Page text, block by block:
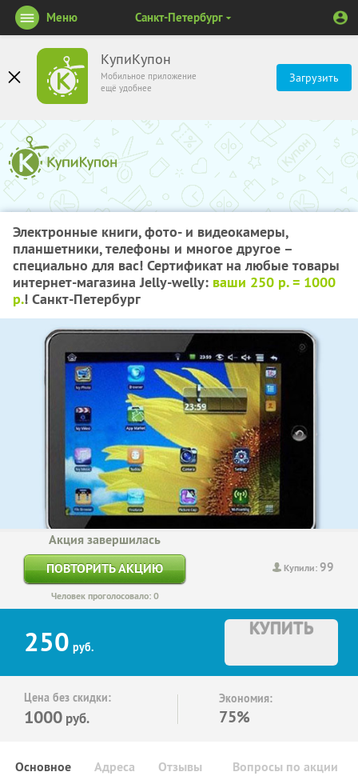
КупиКупон
Мобильное приложение
ещё удобнее
Загрузить
Меню Санкт-Петербург
Электронные книги, фото- и видеокамеры,
планшетники, телефоны и многое другое –
специально для вас! Сертификат на любые товары
интернет-магазина Jelly-welly: ваши 250 р. = 1000
р.! Санкт-Петербург
Купили:99
Акция завершилась
ПОВТОРИТЬ АКЦИЮ
Человек проголосовало: 0
250 руб.
КУПИТЬ
Цена без скидки:
1000 руб.
Экономия:
75%
Основное Отзывы Вопросы по акции
Адреса